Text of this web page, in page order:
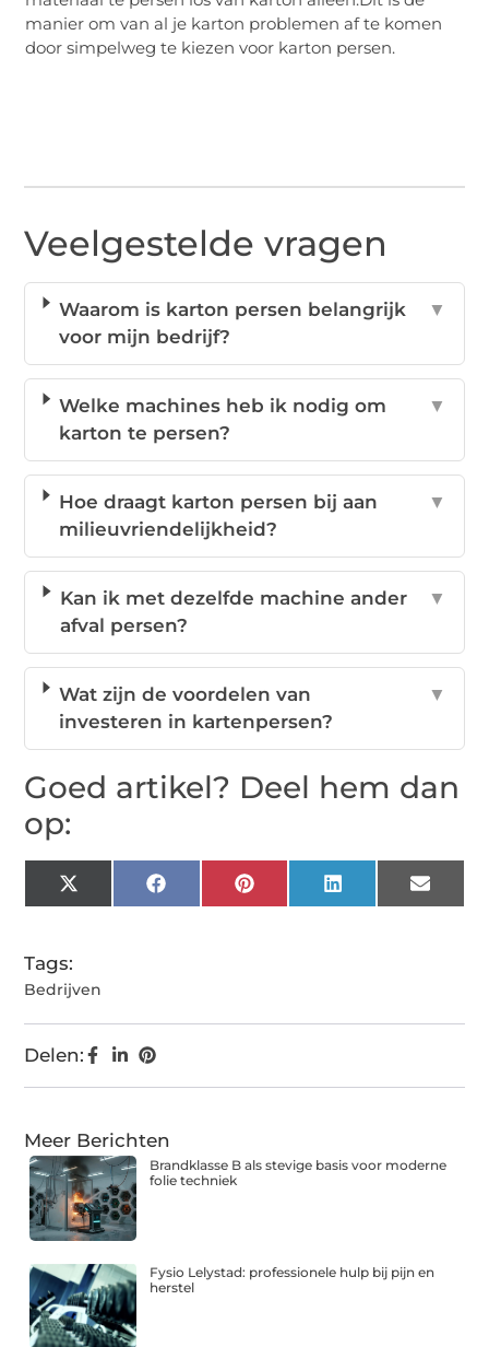
manier om van al je karton problemen af te komen
door simpelweg te kiezen voor karton persen.
Veelgestelde vragen
Waarom is karton persen belangrijk
voor mijn bedrijf?
▼
Welke machines heb ik nodig om
karton te persen?
▼
Hoe draagt karton persen bij aan
milieuvriendelijkheid?
▼
Kan ik met dezelfde machine ander
afval persen?
▼
Wat zijn de voordelen van
investeren in kartenpersen?
▼
Goed artikel? Deel hem dan
op:
X
(Twitter)
FacebookPinterestLinkedIn Email
Tags:
Bedrijven
Delen:
Meer Berichten
Brandklasse B als stevige basis voor moderne
folie techniek
Fysio Lelystad: professionele hulp bij pijn en
herstel